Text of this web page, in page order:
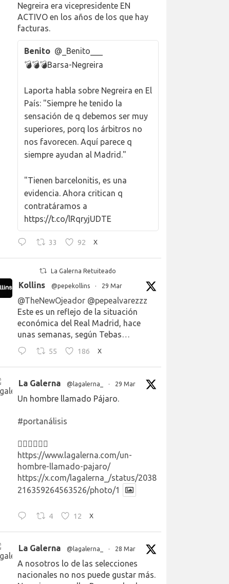
Negreira era vicepresidente EN
ACTIVO en los años de los que hay
facturas.
Benito @_Benito___
💣💣💣Barsa-Negreira
Laporta habla sobre Negreira en El
País: "Siempre he tenido la
sensación de q debemos ser muy
superiores, porq los árbitros no
nos favorecen. Aquí parece q
siempre ayudan al Madrid."
"Tienen barcelonitis, es una
evidencia. Ahora critican q
contratáramos a
https://t.co/lRqryjUDTE
33 92 X
La Galerna Retuiteado
Kollins @pepekollins · 29 Mar
@TheNewOjeador @pepealvarezzz
Este es un reflejo de la situación
económica del Real Madrid, hace
unas semanas, según Tebas…
55 186 X
La Galerna @lagalerna_ · 29 Mar
Un hombre llamado Pájaro.
#portanálisis
👉🏻👉🏻👉🏻
https://www.lagalerna.com/un-
hombre-llamado-pajaro/
https://x.com/lagalerna_/status/2038
216359264563526/photo/1
4 12 X
La Galerna @lagalerna_ · 28 Mar
A nosotros lo de las selecciones
nacionales no nos puede gustar más.